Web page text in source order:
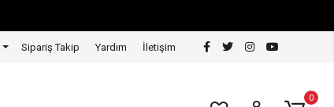
Sipariş Takip Yardım İletişim
0